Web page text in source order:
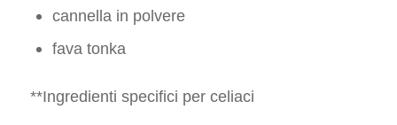
cannella in polvere
fava tonka
**Ingredienti specifici per celiaci